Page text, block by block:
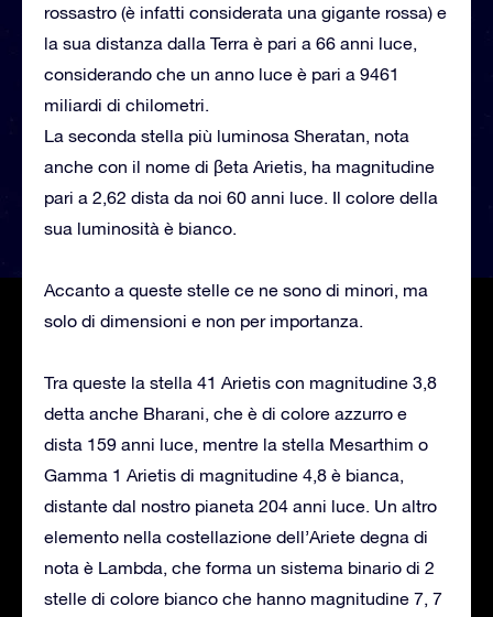
rossastro (è infatti considerata una gigante rossa) e
la sua distanza dalla Terra è pari a 66 anni luce,
considerando che un anno luce è pari a 9461
miliardi di chilometri.
La seconda stella più luminosa Sheratan, nota
anche con il nome di βeta Arietis, ha magnitudine
pari a 2,62 dista da noi 60 anni luce. Il colore della
sua luminosità è bianco.
Accanto a queste stelle ce ne sono di minori, ma
solo di dimensioni e non per importanza.
Tra queste la stella 41 Arietis con magnitudine 3,8
detta anche Bharani, che è di colore azzurro e
dista 159 anni luce, mentre la stella Mesarthim o
Gamma 1 Arietis di magnitudine 4,8 è bianca,
distante dal nostro pianeta 204 anni luce. Un altro
elemento nella costellazione dell’Ariete degna di
nota è Lambda, che forma un sistema binario di 2
stelle di colore bianco che hanno magnitudine 7, 7